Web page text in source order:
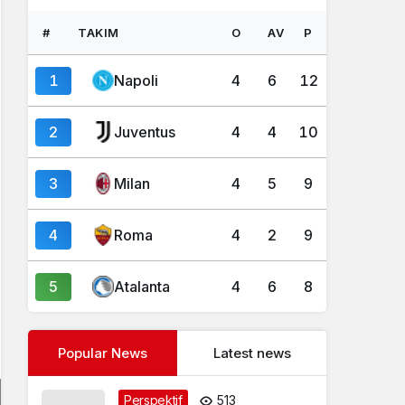
# TAKIM O AV P
1 Napoli 4 6 12
2 Juventus 4 4 10
3 Milan 4 5 9
4 Roma 4 2 9
5 Atalanta 4 6 8
Popular News Latest news
Perspektif 513